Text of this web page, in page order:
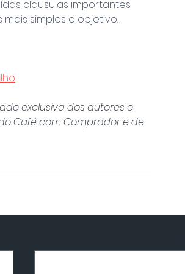
clausulas importantes
simples e objetivo.
exclusiva dos autores e
Café com Comprador e de